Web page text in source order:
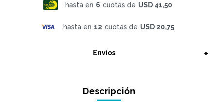
hasta en 6 cuotas de USD 41,50
hasta en 12 cuotas de USD 20,75
Envíos
Descripción